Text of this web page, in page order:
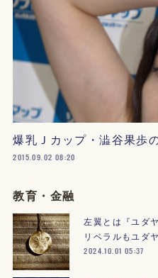
爆乳Ｊカップ・澁谷果歩
2015.09.02 08:20
教育・金融
左翼とは『ユダ
リベラルもユダ
2024.10.01 05:37